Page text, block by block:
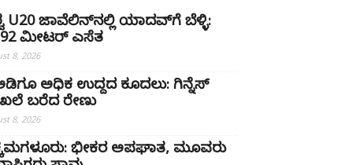
U20 ಜಾವೆಲಿನ್‌ನಲ್ಲಿ ಯಾದವ್‌ಗೆ ಬೆಳ್ಳಿ:
ಮೀಟರ್ ಎಸೆತ
8, 2026
ಅಧಿಕ ಉದ್ದದ ಕೂದಲು: ಗಿನ್ನೆಸ್
ಬರೆದ ರೇಣು
8, 2026
ಭೀಕರ ಅಪಘಾತ, ಮೂವರು